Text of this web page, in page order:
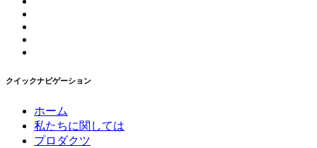
クイックナビゲーション
ホーム
私たちに関しては
プロダクツ